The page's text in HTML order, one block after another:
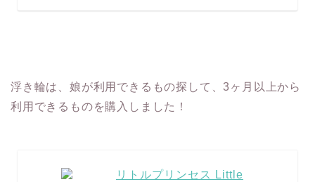
浮き輪は、娘が利用できるもの探して、3ヶ月以上から
利用できるものを購入しました！
リトルプリンセス Little